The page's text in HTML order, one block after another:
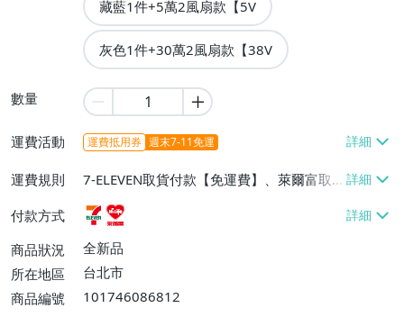
藏藍1件+5萬2風扇款【5V
灰色1件+30萬2風扇款【38V
數量
運費活動 運費抵用券 週末7-11免運
運費規則
7-ELEVEN取貨付款【免運費】、萊爾富取
貨付款【免運費】
付款方式
商品狀況
全新品
所在地區
台北市
商品編號
101746086812